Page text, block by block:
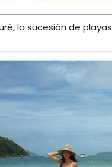
la sucesión de